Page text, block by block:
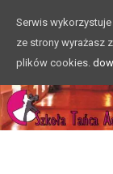
Serwis
ze strony wyrażasz
plików cookies.